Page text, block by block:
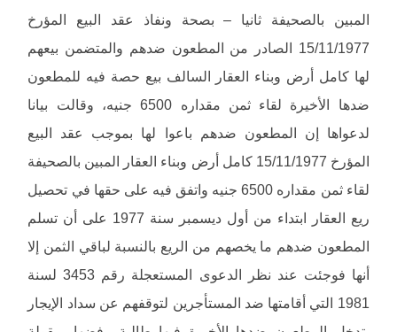
المبين بالصحيفة ثانيا – بصحة ونفاذ عقد البيع المؤرخ
15/11/1977 الصادر من المطعون ضدهم والمتضمن بيعهم
لها كامل أرض وبناء العقار السالف بيع حصة فيه للمطعون
ضدها الأخيرة لقاء ثمن مقداره 6500 جنيه، وقالت بيانا
لدعواها إن المطعون ضدهم باعوا لها بموجب عقد البيع
المؤرخ 15/11/1977 كامل أرض وبناء العقار المبين بالصحيفة
لقاء ثمن مقداره 6500 جنيه واتفق فيه على حقها في تحصيل
ريع العقار ابتداء من أول ديسمبر سنة 1977 على أن تسلم
المطعون ضدهم ما يخصهم من الريع بالنسبة لباقي الثمن إلا
أنها فوجئت عند نظر الدعوى المستعجلة رقم 3453 لسنة
1981 التي أقامتها ضد المستأجرين لتوقفهم عن سداد الإيجار